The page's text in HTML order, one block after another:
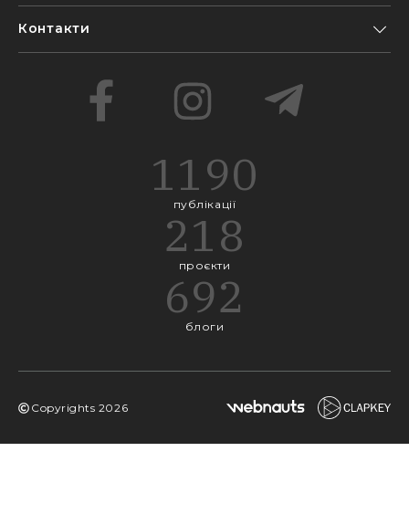
Контакти
1190
публікації
218
проєкти
692
блоги
Copyrights 2026